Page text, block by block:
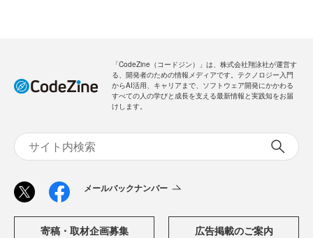
「CodeZine（コードジン）」は、株式会社翔泳社が運営す
る、開発者のための情報メディアです。テクノロジー入門
からAI活用、キャリアまで、ソフトウェア開発にかかわる
すべての人の学びと成長を支える最新情報と実践知をお届
けします。
メールバックナンバー
寄稿・取材企画募集 広告掲載のご案内